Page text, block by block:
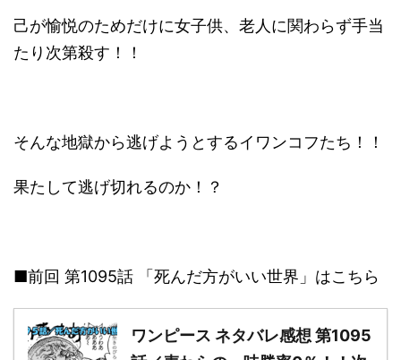
己が愉悦のためだけに女子供、老人に関わらず手当
たり次第殺す！！
そんな地獄から逃げようとするイワンコフたち！！
果たして逃げ切れるのか！？
■前回 第1095話 「死んだ方がいい世界」はこちら
ワンピース ネタバレ感想 第1095